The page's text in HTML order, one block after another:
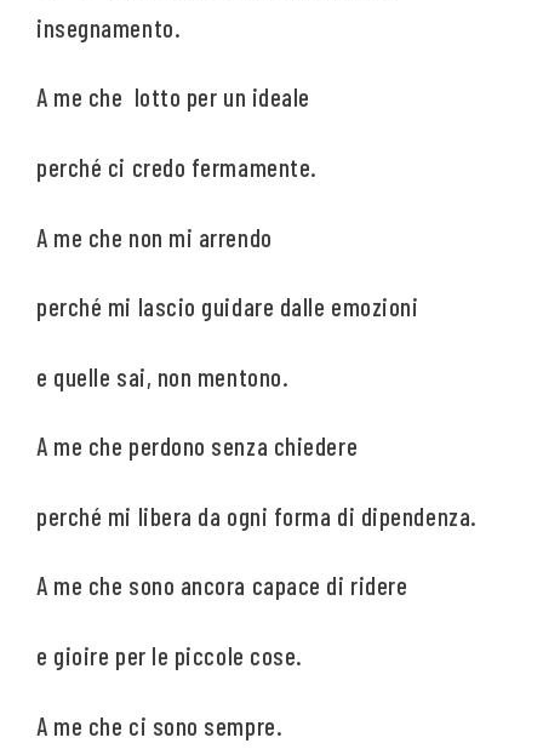
insegnamento.
A me che lotto per un ideale
perché ci credo fermamente.
A me che non mi arrendo
perché mi lascio guidare dalle emozioni
e quelle sai, non mentono.
A me che perdono senza chiedere
perché mi libera da ogni forma di dipendenza.
A me che sono ancora capace di ridere
e gioire per le piccole cose.
A me che ci sono sempre.